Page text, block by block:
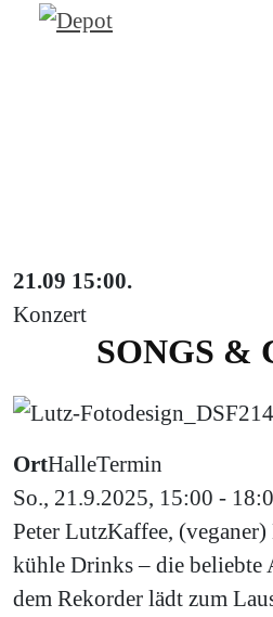
21.09 15:00.
Konzert
SONGS &
OrtHalleTermin
So., 21.9.2025, 15:00 -
Peter LutzKaffee,
kühle Drinks – die beliebte
dem Rekorder lädt zum